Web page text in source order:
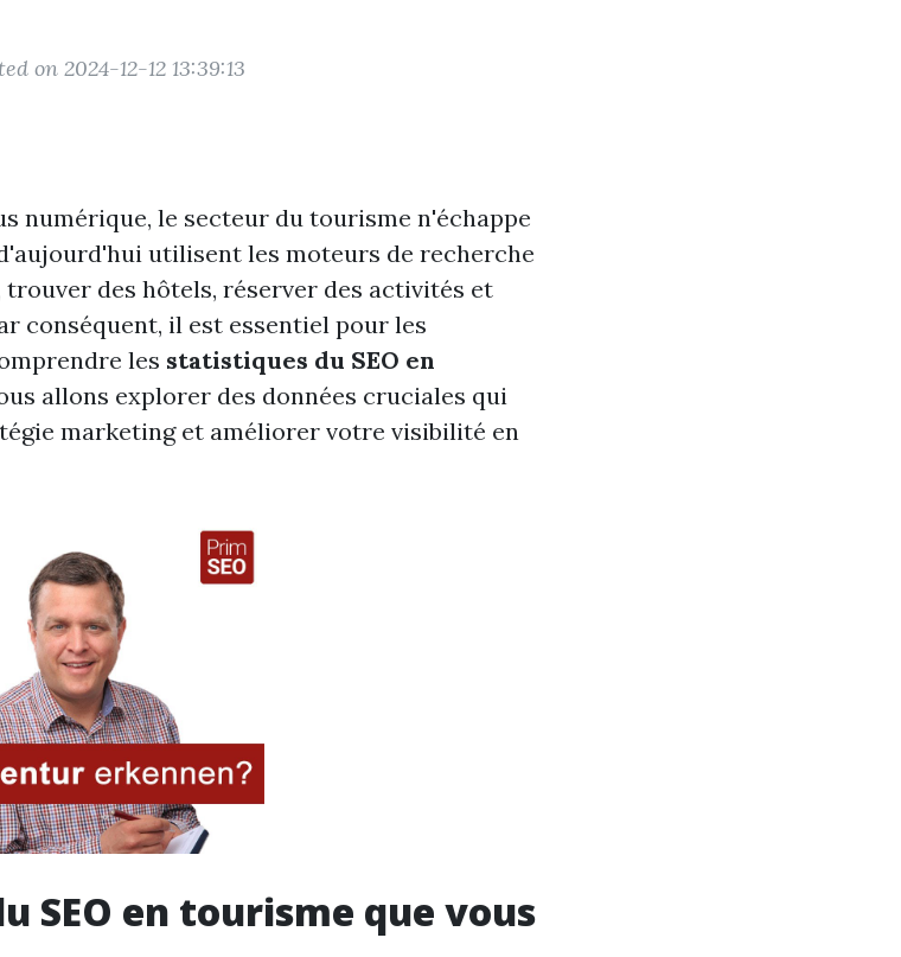
on 2024-12-12 13:39:13
numérique, le secteur du tourisme n'échappe
utilisent les moteurs de recherche
des hôtels, réserver des activités et
conséquent, il est essentiel pour les
les statistiques du SEO en
allons explorer des données cruciales qui
marketing et améliorer votre visibilité en
SEO en tourisme que vous